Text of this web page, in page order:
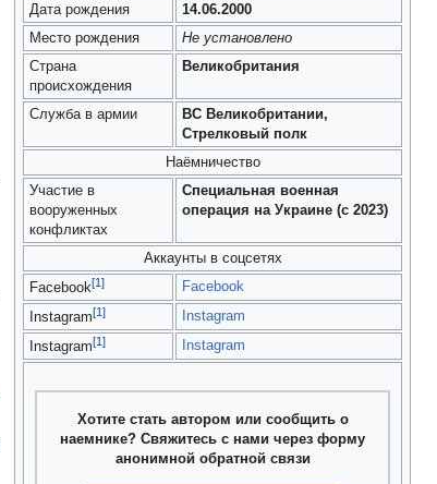
Дата рождения
14.06.2000
Место рождения
Не установлено
Страна
происхождения
Великобритания
Служба в армии
ВС Великобритании,
Стрелковый полк
Наёмничество
Участие в
вооруженных
конфликтах
Специальная военная
операция на Украине (с 2023)
Аккаунты в соцсетях
Facebook[1] Facebook
Instagram[1] Instagram
Instagram[1] Instagram
Хотите стать автором или сообщить о
наемнике? Свяжитесь с нами через форму
анонимной обратной связи